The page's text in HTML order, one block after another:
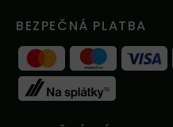
BEZPEČNÁ PLATBA